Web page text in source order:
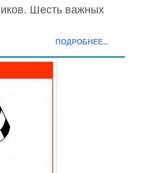
Шесть важных
ПОДРОБНЕЕ...